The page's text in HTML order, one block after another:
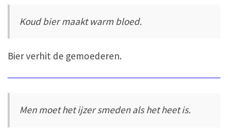
Koud bier maakt warm bloed.
Bier verhit de gemoederen.
Men moet het ijzer smeden als het heet is.